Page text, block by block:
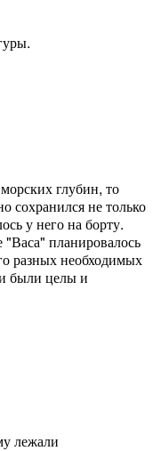
глубин, то
сохранился не только
у него на борту.
"Васа" планировалось
разных необходимых
были целы и
лежали